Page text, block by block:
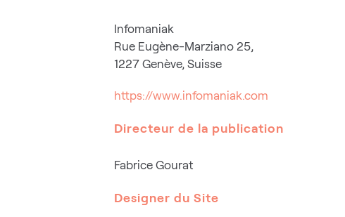
Infomaniak
Rue Eugène-Marziano 25,
1227 Genève, Suisse
https://www.infomaniak.com
Directeur de la publication
Fabrice Gourat
Designer du Site